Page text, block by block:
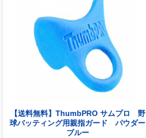
【送料無料】ThumbPRO サムプロ 野
球バッティング用親指ガード パウダー
ブルー